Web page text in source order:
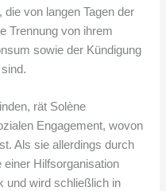
von langen Tagen der
Trennung von ihrem
sowie der Kündigung
rät Solène
Engagement, wovon
Als sie allerdings durch
einer Hilfsorganisation
und wird schließlich in